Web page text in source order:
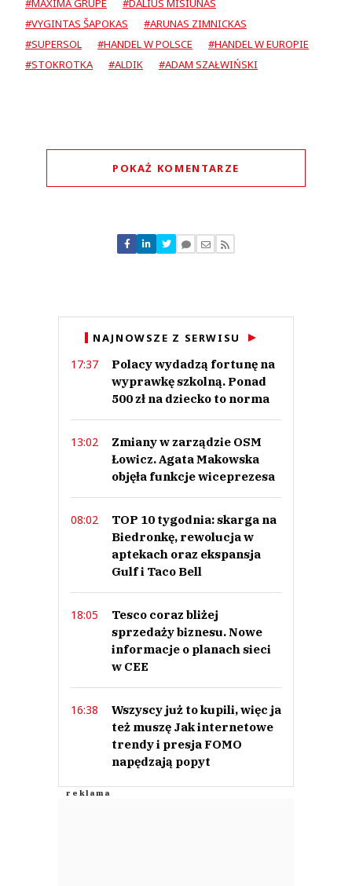
#MAXIMA GRUPE
#DALIUS MISIUNAS
#VYGINTAS ŠAPOKAS
#ARUNAS ZIMNICKAS
#SUPERSOL
#HANDEL W POLSCE
#HANDEL W EUROPIE
#STOKROTKA
#ALDIK #ADAM SZAŁWIŃSKI
POKAŻ KOMENTARZE
18.09.2018 / 10:00
This comment was minimized by the moderator on the site
tak się tylko zastanawiam, jacy to rodowici Litwini kierują ekspansją na
Polskę i którzy to mają tyle kasy, żeby dokonywać takich przejęć? chyba w
historii to już było,
Odpowiedz
1
Nie znaleziono komentarzy
Zostaw swoje komentarze
Imię (Wymagane)
Prześlij komentarz
NAJNOWSZE Z SERWISU
17:37
Polacy wydadzą fortunę na
wyprawkę szkolną. Ponad
500 zł na dziecko to norma
13:02
Zmiany w zarządzie OSM
Łowicz. Agata Makowska
objęła funkcje wiceprezesa
08:02
TOP 10 tygodnia: skarga na
Biedronkę, rewolucja w
aptekach oraz ekspansja
Gulf i Taco Bell
18:05
Tesco coraz bliżej
sprzedaży biznesu. Nowe
informacje o planach sieci
w CEE
16:38
Wszyscy już to kupili, więc ja
też muszę Jak internetowe
trendy i presja FOMO
napędzają popyt